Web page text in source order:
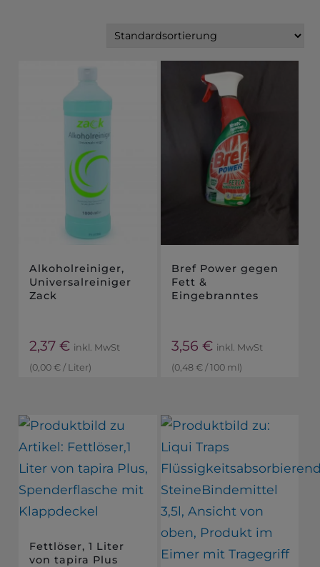
Alkoholreiniger,
Universalreiniger
Zack
2,37€ inkl. MwSt
(0,00 € / Liter)
Bref Power gegen
Fett &
Eingebranntes
3,56 € inkl. MwSt
(0,48 €/ 100 ml)
Fettlöser, 1 Liter
von tapira Plus